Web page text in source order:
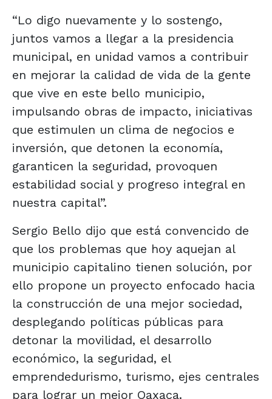
“Lo digo nuevamente y lo sostengo,
juntos vamos a llegar a la presidencia
municipal, en unidad vamos a contribuir
en mejorar la calidad de vida de la gente
que vive en este bello municipio,
impulsando obras de impacto, iniciativas
que estimulen un clima de negocios e
inversión, que detonen la economía,
garanticen la seguridad, provoquen
estabilidad social y progreso integral en
nuestra capital”.
Sergio Bello dijo que está convencido de
que los problemas que hoy aquejan al
municipio capitalino tienen solución, por
ello propone un proyecto enfocado hacia
la construcción de una mejor sociedad,
desplegando políticas públicas para
detonar la movilidad, el desarrollo
económico, la seguridad, el
emprendedurismo, turismo, ejes centrales
para lograr un mejor Oaxaca.